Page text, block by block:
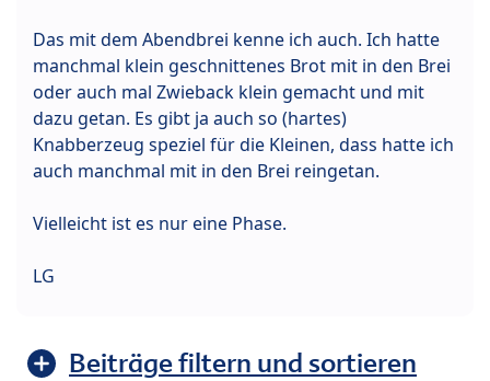
Das mit dem Abendbrei kenne ich auch. Ich hatte
manchmal klein geschnittenes Brot mit in den Brei
oder auch mal Zwieback klein gemacht und mit
dazu getan. Es gibt ja auch so (hartes)
Knabberzeug speziel für die Kleinen, dass hatte ich
auch manchmal mit in den Brei reingetan.
Vielleicht ist es nur eine Phase.
LG
Beiträge filtern und sortieren